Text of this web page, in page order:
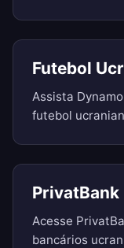
Futebol
Assista
futebol
PrivatBank
Acesse
bancários